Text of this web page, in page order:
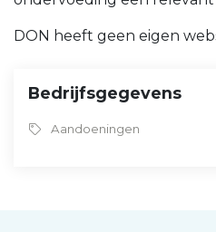
DON heeft geen eigen
Bedrijfsgegevens
Aandoeningen